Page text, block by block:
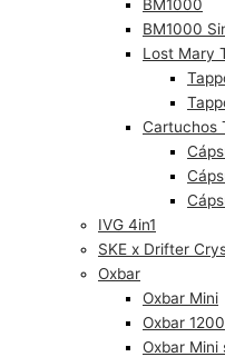
BM1000
BM1000
Lost Mary
Cartuchos
IVG 4in1
SKE x Drifter
Oxbar
Oxbar Mini
Oxbar 1200
Oxbar Mini